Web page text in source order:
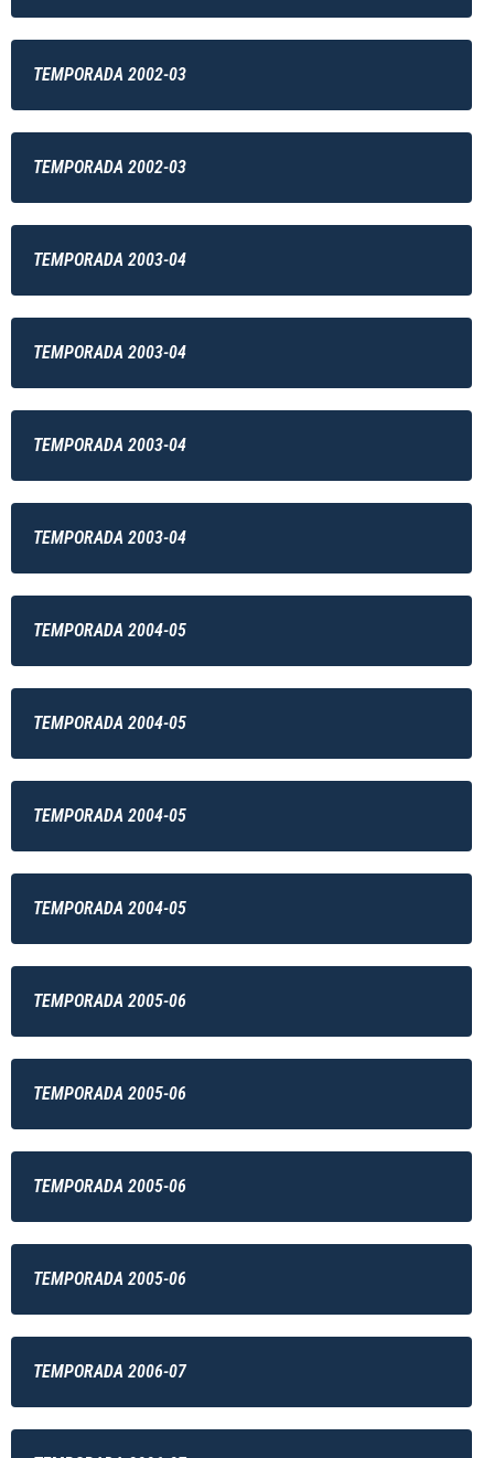
TEMPORADA 2002-03
TEMPORADA 2002-03
TEMPORADA 2003-04
TEMPORADA 2003-04
TEMPORADA 2003-04
TEMPORADA 2003-04
TEMPORADA 2004-05
TEMPORADA 2004-05
TEMPORADA 2004-05
TEMPORADA 2004-05
TEMPORADA 2005-06
TEMPORADA 2005-06
TEMPORADA 2005-06
TEMPORADA 2005-06
TEMPORADA 2006-07